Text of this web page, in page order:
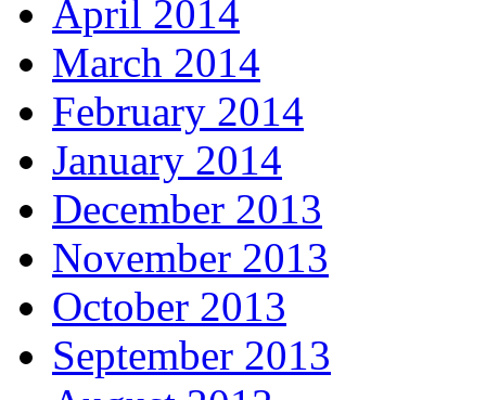
April 2014
March 2014
February 2014
January 2014
December 2013
November 2013
October 2013
September 2013